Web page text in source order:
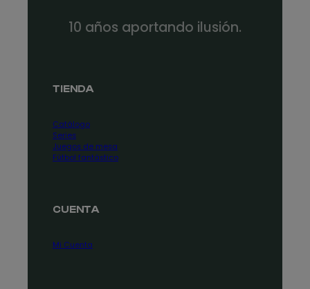
10 años aportando ilusión.
TIENDA
Catálogo
Series
Juegos de mesa
Fútbol fantástico
CUENTA
Mi Cuenta